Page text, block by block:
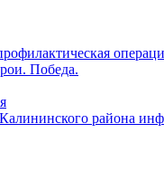
Победа.
района